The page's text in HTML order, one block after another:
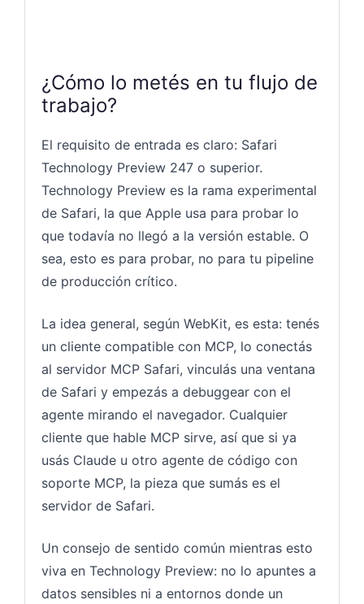
¿Cómo lo metés en tu flujo de
trabajo?
El requisito de entrada es claro: Safari
Technology Preview 247 o superior.
Technology Preview es la rama experimental
de Safari, la que Apple usa para probar lo
que todavía no llegó a la versión estable. O
sea, esto es para probar, no para tu pipeline
de producción crítico.
La idea general, según WebKit, es esta: tenés
un cliente compatible con MCP, lo conectás
al servidor MCP Safari, vinculás una ventana
de Safari y empezás a debuggear con el
agente mirando el navegador. Cualquier
cliente que hable MCP sirve, así que si ya
usás Claude u otro agente de código con
soporte MCP, la pieza que sumás es el
servidor de Safari.
Un consejo de sentido común mientras esto
viva en Technology Preview: no lo apuntes a
datos sensibles ni a entornos donde un